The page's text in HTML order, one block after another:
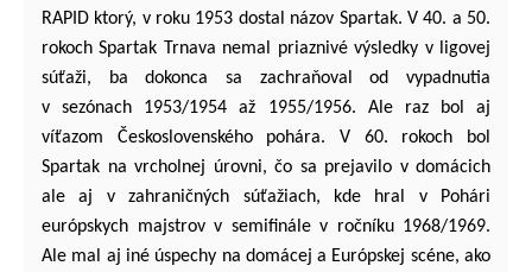
RAPID ktorý, v roku 1953 dostal názov Spartak. V 40. a 50.
rokoch Spartak Trnava nemal priaznivé výsledky v ligovej
súťaži, ba dokonca sa zachraňoval od vypadnutia
v sezónach 1953/1954 až 1955/1956. Ale raz bol aj
víťazom Československého pohára. V 60. rokoch bol
Spartak na vrcholnej úrovni, čo sa prejavilo v domácich
ale aj v zahraničných súťažiach, kde hral v Pohári
európskych majstrov v semifinále v ročníku 1968/1969.
Ale mal aj iné úspechy na domácej a Európskej scéne, ako